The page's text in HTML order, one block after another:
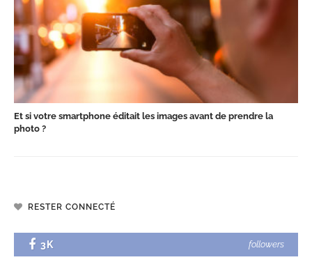
Et si votre smartphone éditait les images avant de prendre la
photo ?
RESTER CONNECTÉ
3K followers